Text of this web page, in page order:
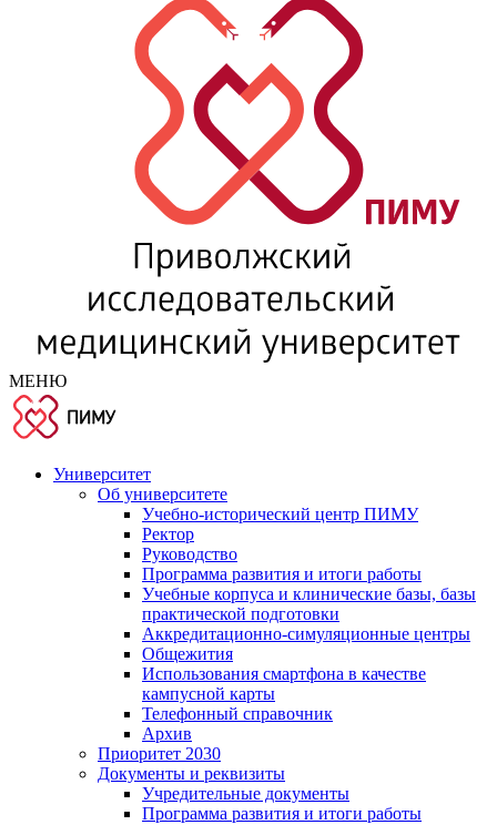
МЕНЮ
Университет
Об университете
Учебно-исторический центр ПИМУ
Ректор
Руководство
Программа развития и итоги работы
Учебные корпуса и клинические базы, базы
практической подготовки
Аккредитационно-симуляционные центры
Общежития
Использования смартфона в качестве
кампусной карты
Телефонный справочник
Архив
Приоритет 2030
Документы и реквизиты
Учредительные документы
Программа развития и итоги работы